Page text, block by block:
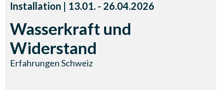
Wasserkraft und
Widerstand
Erfahrungen Schweiz
Installation | 13.01. accessibility.time_to
- 26.04.2026